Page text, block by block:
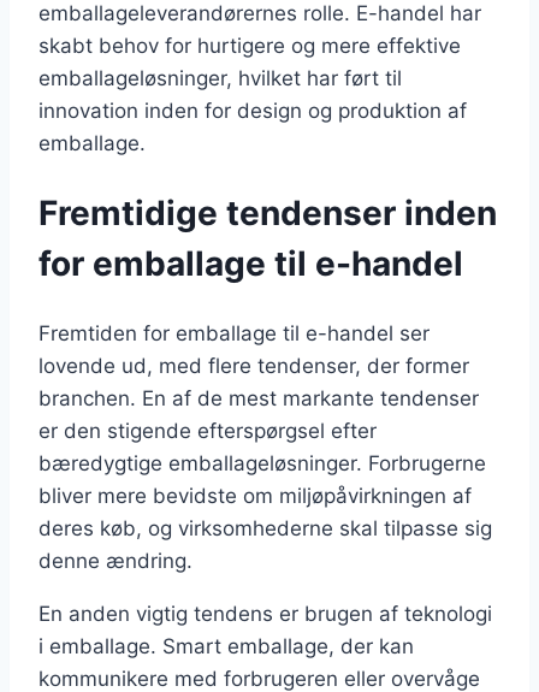
emballageleverandørernes rolle. E-handel har
skabt behov for hurtigere og mere effektive
emballageløsninger, hvilket har ført til
innovation inden for design og produktion af
emballage.
Fremtidige tendenser inden
for emballage til e-handel
Fremtiden for emballage til e-handel ser
lovende ud, med flere tendenser, der former
branchen. En af de mest markante tendenser
er den stigende efterspørgsel efter
bæredygtige emballageløsninger. Forbrugerne
bliver mere bevidste om miljøpåvirkningen af
deres køb, og virksomhederne skal tilpasse sig
denne ændring.
En anden vigtig tendens er brugen af teknologi
i emballage. Smart emballage, der kan
kommunikere med forbrugeren eller overvåge